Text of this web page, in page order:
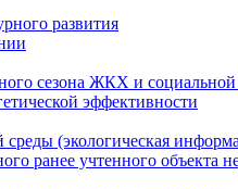
развития
сезона ЖКХ и
эффективности
(экологическая
ранее учтенного объекта